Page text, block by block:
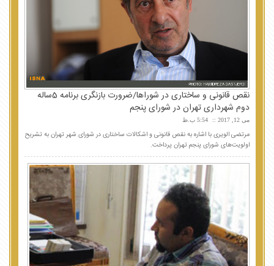
نقص قانونی و ساختاری در شوراها/ضرورت بازنگری برنامه 5ساله
دوم شهرداری تهران در شورای پنجم
می 12, 2017 5:54 ب.ظ
مرتضی الویری با اشاره به نقص قانونی و اشکالات ساختاری در شورای شهر تهران به تشریح
اولویت‌های شورای پنجم تهران پرداخت.